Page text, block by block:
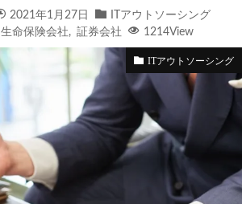
2021年1月27日
ITアウトソーシング
生命保険会社 証券会社 1214View
ITアウトソーシング